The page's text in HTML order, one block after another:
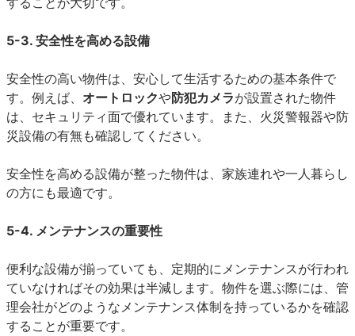
5-3. 安全性を高める設備
安全性の高い物件は、安心して生活するための基本条件で
す。例えば、 オートロックや防犯カメラが設置された物件
は、セキュリティ面で優れています。また、火災警報器や防
災設備の有無も確認してください。
安全性を高める設備が整った物件は、家族連れや一人暮らし
の方にも最適です。
5-4. メンテナンスの重要性
便利な設備が揃っていても、定期的にメンテナンスが行われ
ていなければその効果は半減します。物件を選ぶ際には、管
理会社がどのようなメンテナンス体制を持っているかを確認
することが重要です。